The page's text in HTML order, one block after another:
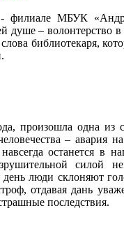
- филиале МБУК
душе – волонтерство
библиотекаря,
произошла одна из
– авария
останется в
силой
люди склоняют
отдавая дань
последствия.